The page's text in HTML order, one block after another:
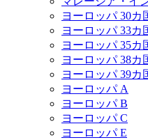
ヨーロッパ 30カ
ヨーロッパ 33カ
ヨーロッパ 35カ
ヨーロッパ 38カ
ヨーロッパ 39カ
ヨーロッパ A
ヨーロッパ B
ヨーロッパ C
ヨーロッパ E